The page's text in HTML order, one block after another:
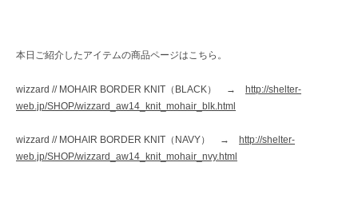
本日ご紹介したアイテムの商品ページはこちら。
wizzard // MOHAIR BORDER KNIT（BLACK） → http://shelter-
web.jp/SHOP/wizzard_aw14_knit_mohair_blk.html
wizzard // MOHAIR BORDER KNIT（NAVY） →
http://shelter-
web.jp/SHOP/wizzard_aw14_knit_mohair_nvy.html